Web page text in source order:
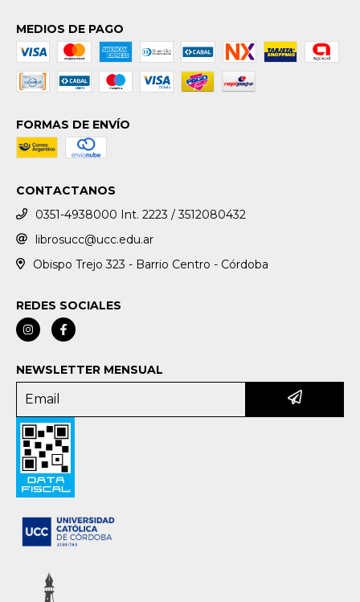
MEDIOS DE PAGO
FORMAS DE ENVÍO
CONTACTANOS
0351-4938000 Int. 2223 / 3512080432
librosucc@ucc.edu.ar
Obispo Trejo 323 - Barrio Centro - Córdoba
REDES SOCIALES
NEWSLETTER MENSUAL